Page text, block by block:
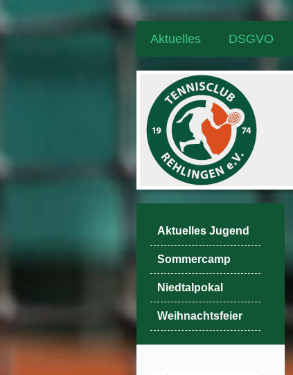
Aktuelles DSGVO
Aktuelles Jugend
Sommercamp
Niedtalpokal
Weihnachtsfeier